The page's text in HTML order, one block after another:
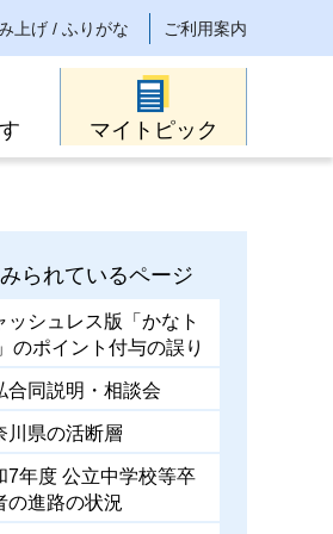
上げ / ふりがな ご利用案内
マイトピック
られているページ
ッシュレス版「かなト
のポイント付与の誤り
合同説明・相談会
川県の活断層
7年度 公立中学校等卒
の進路の状況